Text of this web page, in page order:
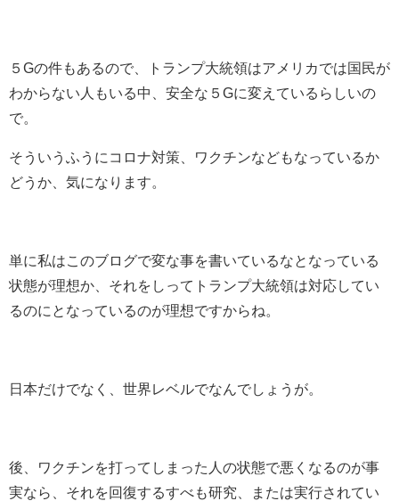
５Gの件もあるので、トランプ大統領はアメリカでは国民が
わからない人もいる中、安全な５Gに変えているらしいの
で。
そういうふうにコロナ対策、ワクチンなどもなっているか
どうか、気になります。
単に私はこのブログで変な事を書いているなとなっている
状態が理想か、それをしってトランプ大統領は対応してい
るのにとなっているのが理想ですからね。
日本だけでなく、世界レベルでなんでしょうが。
後、ワクチンを打ってしまった人の状態で悪くなるのが事
実なら、それを回復するすべも研究、または実行されてい